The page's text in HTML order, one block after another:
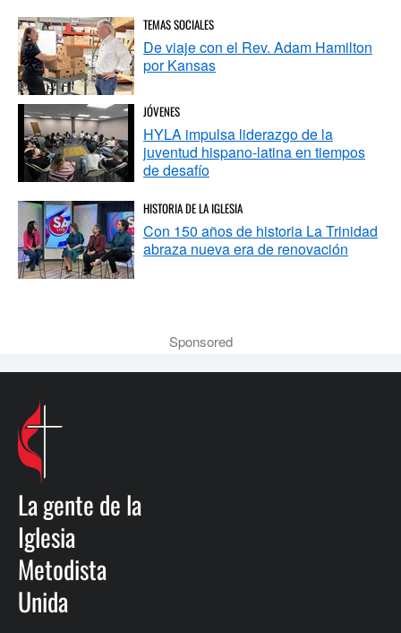
TEMAS SOCIALES
De viaje con el Rev. Adam Hamilton
por Kansas
JÓVENES
HYLA impulsa liderazgo de la
juventud hispano-latina en tiempos
de desafío
HISTORIA DE LA IGLESIA
Con 150 años de historia La Trinidad
abraza nueva era de renovación
Sponsored
La gente de la
Iglesia
Metodista
Unida